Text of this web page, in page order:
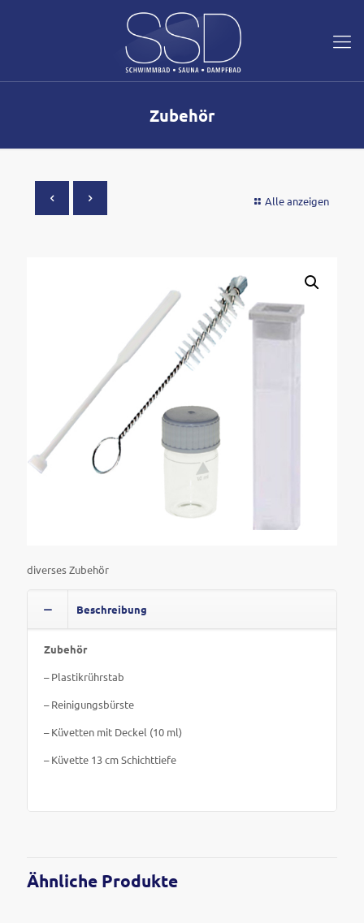
Zubehör
Alle anzeigen
diverses Zubehör
Beschreibung
Zubehör
– Plastikrührstab
– Reinigungsbürste
– Küvetten mit Deckel (10 ml)
– Küvette 13 cm Schichttiefe
Ähnliche Produkte